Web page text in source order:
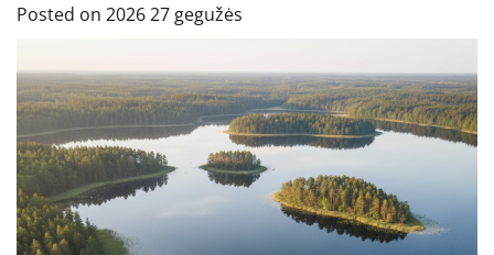
Posted on 2026 27 gegužės